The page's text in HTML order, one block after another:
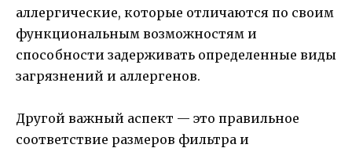
аллергические, которые отличаются по своим
функциональным возможностям и
способности задерживать определенные виды
загрязнений и аллергенов.
Другой важный аспект — это правильное
соответствие размеров фильтра и